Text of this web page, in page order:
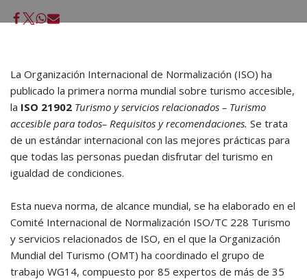
La Organización Internacional de Normalización (ISO) ha
publicado la primera norma mundial sobre turismo accesible,
la ISO 21902 Turismo y servicios relacionados – Turismo
accesible para todos– Requisitos y recomendaciones. Se trata
de un estándar internacional con las mejores prácticas para
que todas las personas puedan disfrutar del turismo en
igualdad de condiciones.
Esta nueva norma, de alcance mundial, se ha elaborado en el
Comité Internacional de Normalización ISO/TC 228 Turismo
y servicios relacionados de ISO, en el que la Organización
Mundial del Turismo (OMT) ha coordinado el grupo de
trabajo WG14, compuesto por 85 expertos de más de 35